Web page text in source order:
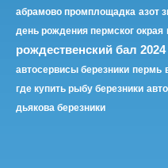
абрамово промплощадка азот
день рождения пермског окрая
рождественский бал 2024
автосервисы березники пермь
где купить рыбу березники
дьякова березники